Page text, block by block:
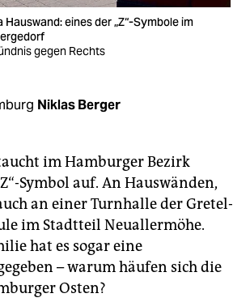
eines der „Z“-Symbole im
gegen Rechts
Niklas Berger
im Hamburger Bezirk
Symbol auf. An Hauswänden,
an einer Turnhalle der Gretel-
im Stadtteil Neuallermöhe.
hat es sogar eine
– warum häufen sich die
Osten?